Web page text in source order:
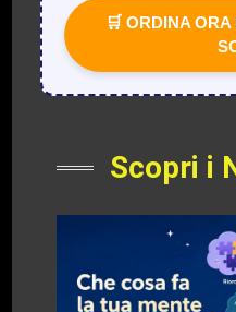
🛒 ORDINA
Scopri i